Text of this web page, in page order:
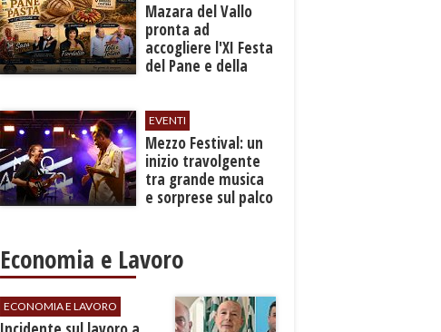
Mazara del Vallo
pronta ad
accogliere l'XI Festa
del Pane e della
EVENTI
Mezzo Festival: un
inizio travolgente
tra grande musica
e sorprese sul palco
Economia e Lavoro
ECONOMIA E LAVORO